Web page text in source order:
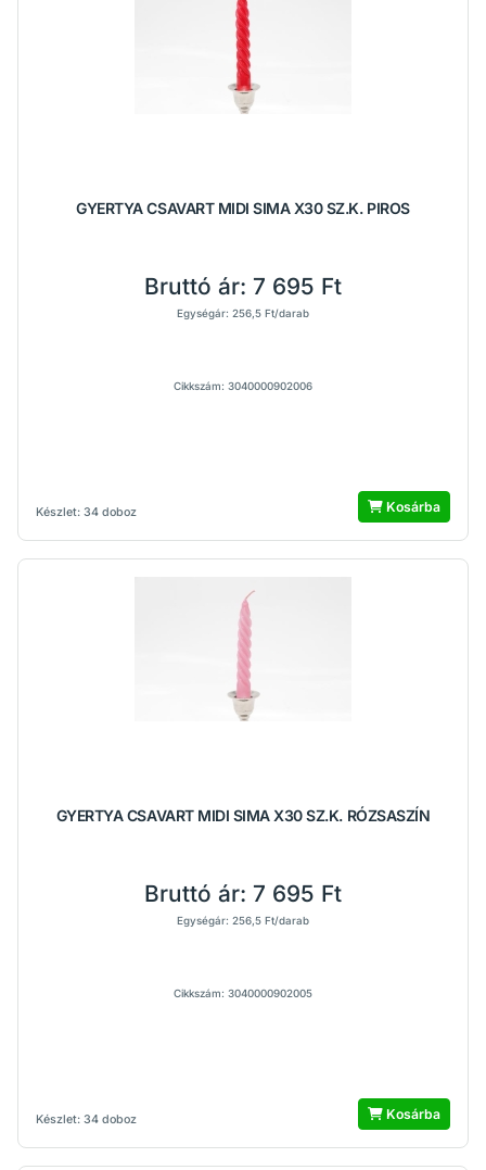
GYERTYA CSAVART MIDI SIMA X30 SZ.K. PIROS
Készlet: 34 doboz
Bruttó ár: 7 695 Ft
Egységár: 256,5 Ft/darab
Cikkszám: 3040000902006
Kosárba
GYERTYA CSAVART MIDI SIMA X30 SZ.K. RÓZSASZÍN
Készlet: 34 doboz
Bruttó ár: 7 695 Ft
Egységár: 256,5 Ft/darab
Cikkszám: 3040000902005
Kosárba